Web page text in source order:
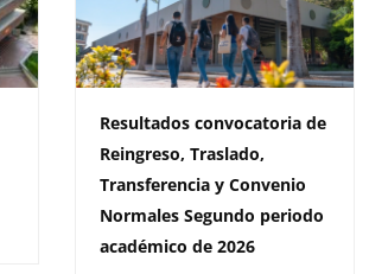
Resultados convocatoria de
Reingreso, Traslado,
Transferencia y Convenio
Normales Segundo periodo
académico de 2026